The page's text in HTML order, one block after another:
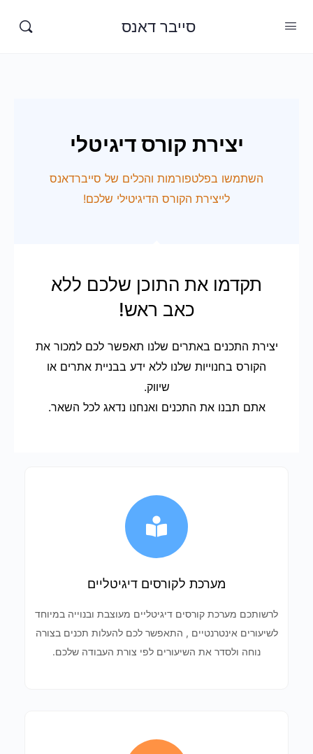
סייבר דאנס
יצירת קורס דיגיטלי
השתמשו בפלטפורמות והכלים של סייברדאנס
לייצירת הקורס הדיגיטילי שלכם!
תקדמו את התוכן שלכם ללא
כאב ראש!
יצירת התכנים באתרים שלנו תאפשר לכם למכור את
הקורס בחנוייות שלנו ללא ידע בבניית אתרים או
שיווק.
אתם תבנו את התכנים ואנחנו נדאג לכל השאר.
מערכת לקורסים דיגיטליים
לרשותכם מערכת קורסים דיגיטליים מעוצבת ובנוייה במיוחד
לשיעורים אינטרנטיים , התאפשר לכם להעלות תכנים בצורה
נוחה ולסדר את השיעורים לפי צורת העבודה שלכם.